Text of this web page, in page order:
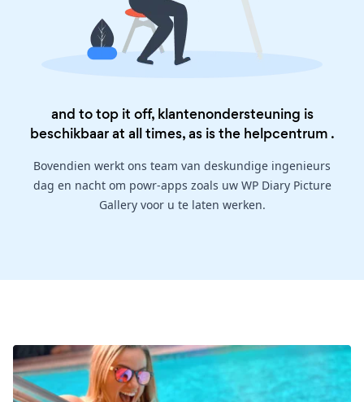
and to top it off, klantenondersteuning is
beschikbaar at all times, as is the helpcentrum .
Bovendien werkt ons team van deskundige ingenieurs
dag en nacht om powr-apps zoals uw WP Diary Picture
Gallery voor u te laten werken.